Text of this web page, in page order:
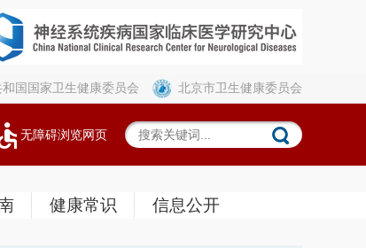
国国家卫生健康委员会 北京市卫生健康委员会
无障碍浏览网页
健康常识 信息公开